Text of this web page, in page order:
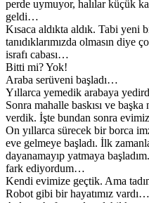
perde uymuyor, halılar küçük
geldi…
Kısaca aldıkta aldık. Tabi yeni
tanıdıklarımızda olmasın diye
israfı cabası…
Bitti mi? Yok!
Araba serüveni başladı…
Yıllarca yemedik arabaya
Sonra mahalle baskısı ve
verdik. İşte bundan sonra
On yıllarca sürecek bir borca
eve gelmeye başladı. İlk
dayanamayıp yatmaya
fark ediyordum…
Kendi evimize geçtik. Ama
Robot gibi bir hayatımız vardı…